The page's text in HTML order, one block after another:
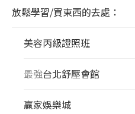
放鬆學習/買東西的去處：
美容丙級證照班
最強台北舒壓會館
贏家娛樂城